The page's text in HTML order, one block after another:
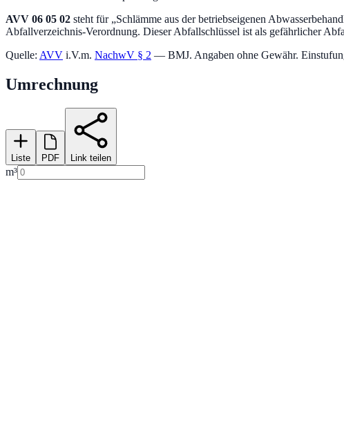
AVV 06 05 02 steht für „Schlämme aus der betriebseigenen
Abfallverzeichnis-Verordnung. Dieser Abfallschlüssel ist als gefährlicher
Quelle: AVV i.V.m. NachwV § 2 — BMJ. Angaben ohne Gewähr.
Umrechnung
Liste PDF Link teilen
m³